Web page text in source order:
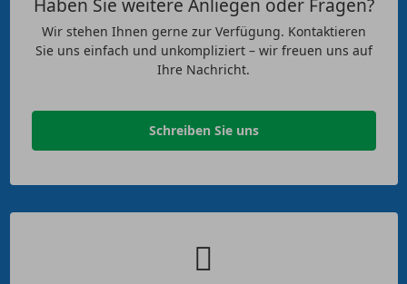
Haben Sie weitere Anliegen oder Fragen?
Wir stehen Ihnen gerne zur Verfügung. Kontaktieren
Sie uns einfach und unkompliziert – wir freuen uns auf
Ihre Nachricht.
Schreiben Sie uns